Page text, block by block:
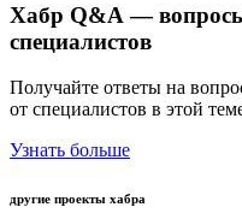
Хабр Q&A —
специалистов
Получайте ответы на
от специалистов в этой
Узнать больше
другие проекты хабра